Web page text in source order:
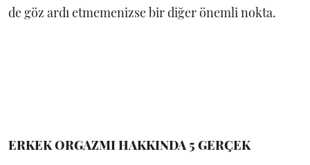
de göz ardı etmemenizse bir diğer önemli nokta.
ERKEK ORGAZMI HAKKINDA 5 GERÇEK